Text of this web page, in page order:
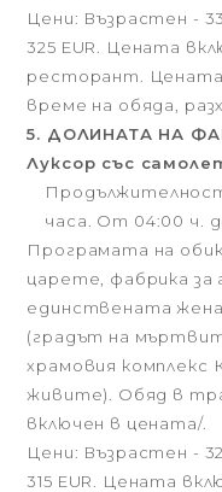
Цени: Възрастен -
325 EUR. Цената
ресторант. Цената
време на обяда,
5. ДОЛИНАТА НА
Луксор със
Продължителност
часа. От 04:00 ч.
Програмата на
царете, фабрика за
единствената
(градът на
храмовия комплекс
живите). Обяд в
включен в цената/.
Цени: Възрастен -
315 EUR. Цената